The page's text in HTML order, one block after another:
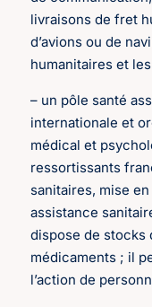
livraisons de fret
d’avions ou de
humanitaires et
– un pôle santé
internationale et
médical et
ressortissants
sanitaires, mise
assistance
dispose de stocks
médicaments ; il
l’action de